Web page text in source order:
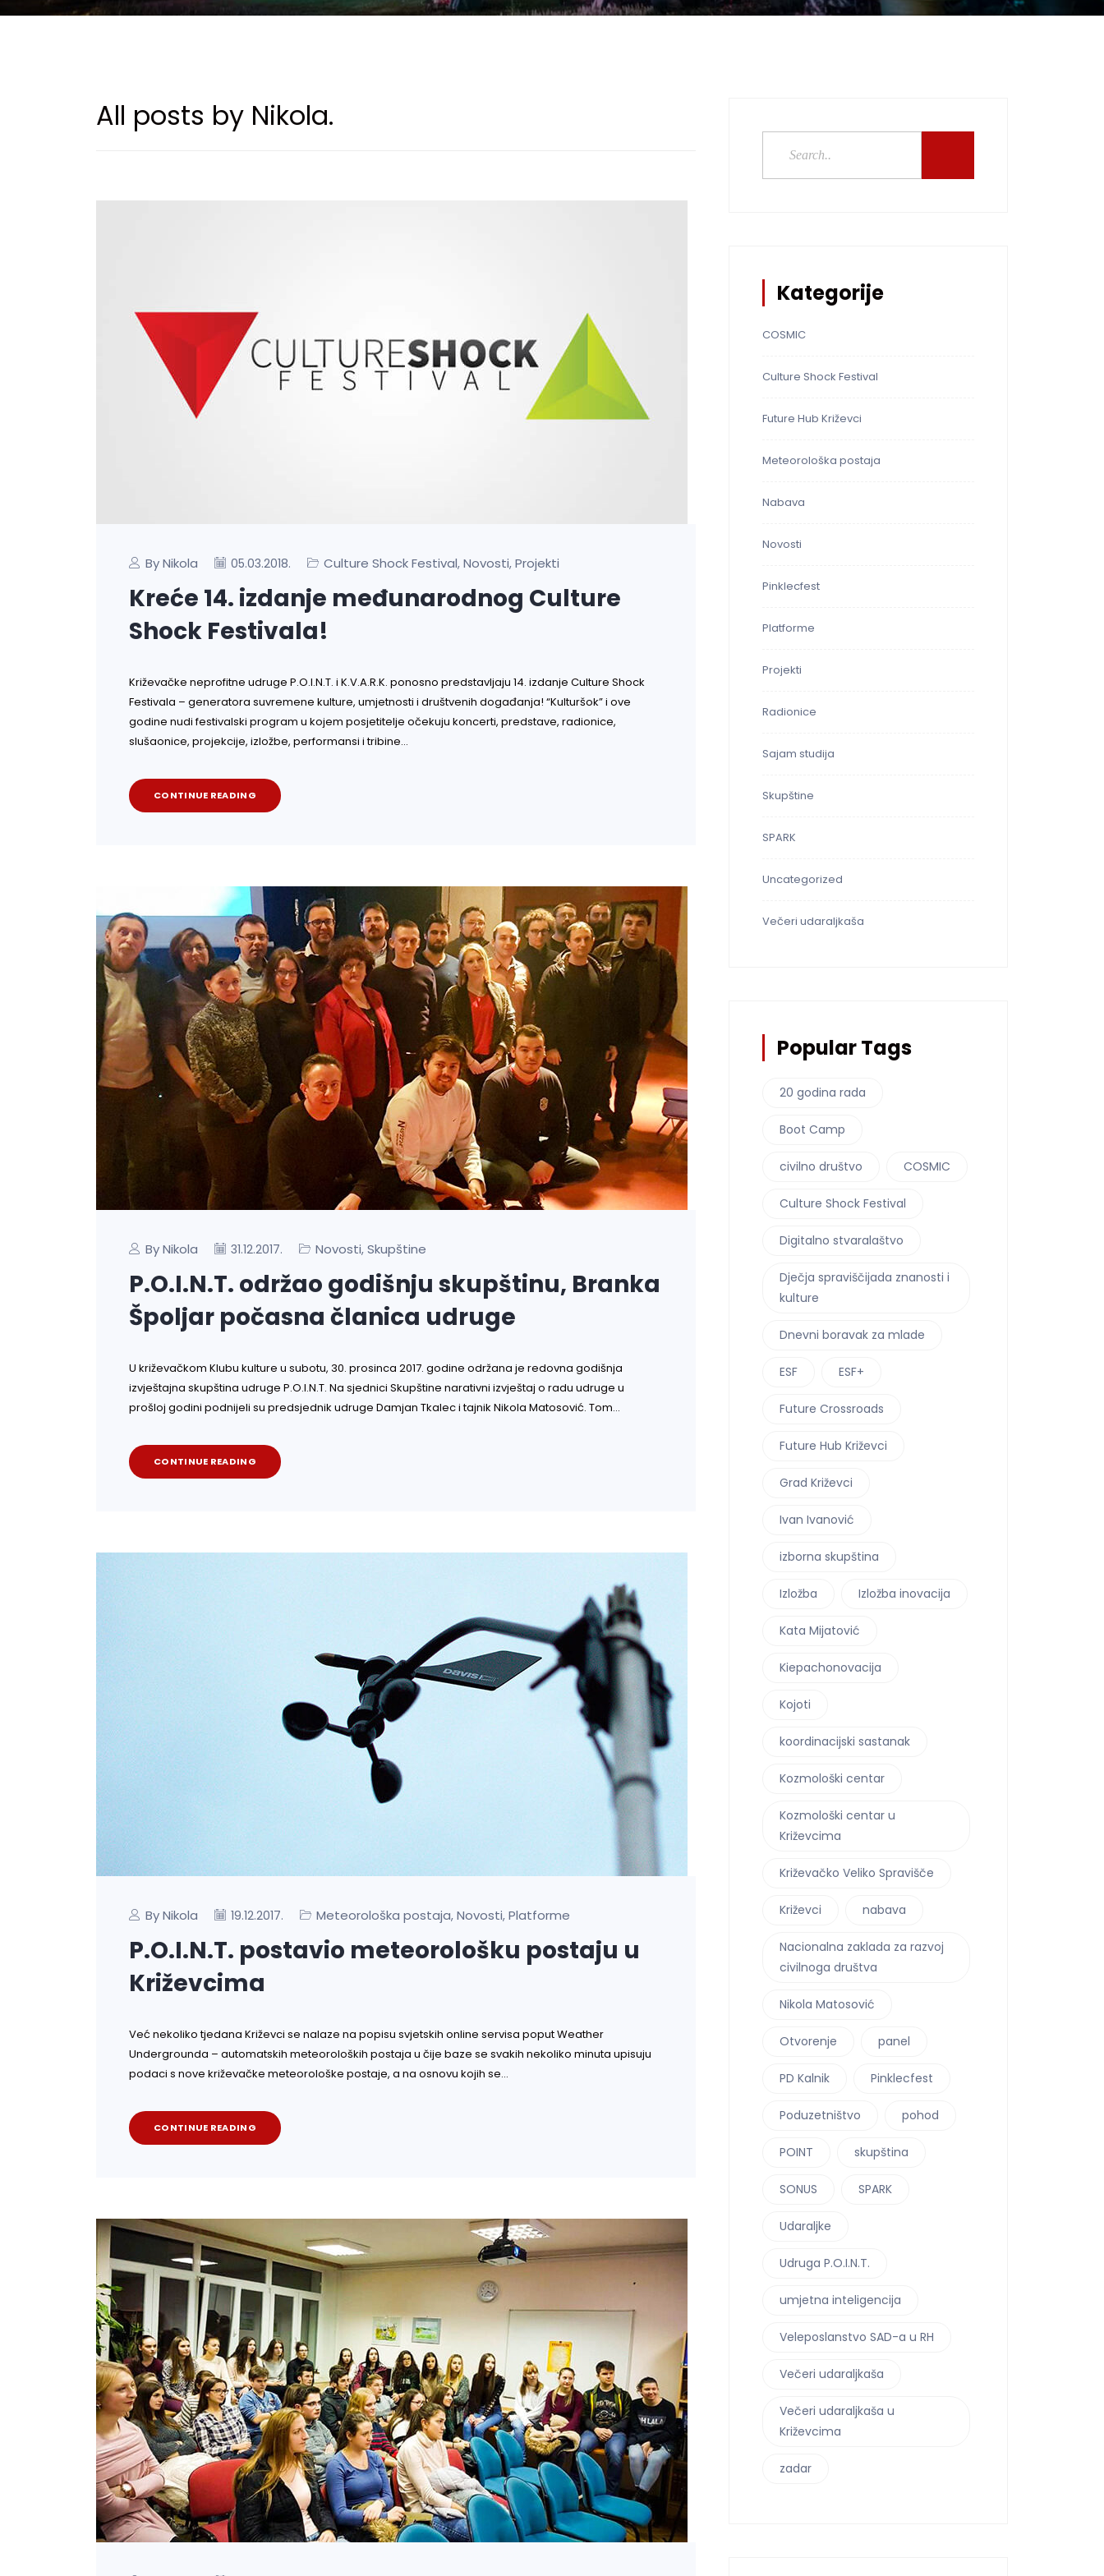
All posts by Nikola.
By Nikola 05.03.2018. Culture Shock Festival, Novosti, Projekti
Kreće 14. izdanje međunarodnog Culture
Shock Festivala!
Križevačke neprofitne udruge P.O.I.N.T. i K.V.A.R.K. ponosno predstavljaju 14. izdanje Culture Shock
Festivala – generatora suvremene kulture, umjetnosti i društvenih događanja! “Kulturšok” i ove
godine nudi festivalski program u kojem posjetitelje očekuju koncerti, predstave, radionice,
slušaonice, projekcije, izložbe, performansi i tribine…
CONTINUE READING
By Nikola 31.12.2017. Novosti, Skupštine
P.O.I.N.T. održao godišnju skupštinu, Branka
Špoljar počasna članica udruge
U križevačkom Klubu kulture u subotu, 30. prosinca 2017. godine održana je redovna godišnja
izvještajna skupština udruge P.O.I.N.T. Na sjednici Skupštine narativni izvještaj o radu udruge u
prošloj godini podnijeli su predsjednik udruge Damjan Tkalec i tajnik Nikola Matosović. Tom…
CONTINUE READING
By Nikola 19.12.2017. Meteorološka postaja, Novosti, Platforme
P.O.I.N.T. postavio meteorološku postaju u
Križevcima
Već nekoliko tjedana Križevci se nalaze na popisu svjetskih online servisa poput Weather
Undergrounda – automatskih meteoroloških postaja u čije baze se svakih nekoliko minuta upisuju
podaci s nove križevačke meteorološke postaje, a na osnovu kojih se…
CONTINUE READING
Kategorije
COSMIC
Culture Shock Festival
Future Hub Križevci
Meteorološka postaja
Nabava
Novosti
Pinklecfest
Platforme
Projekti
Radionice
Sajam studija
Skupštine
SPARK
Uncategorized
Večeri udaraljkaša
Popular Tags
20 godina rada
Boot Camp
civilno društvo COSMIC
Culture Shock Festival
Digitalno stvaralaštvo
Dječja spraviščijada znanosti i
kulture
Dnevni boravak za mlade
ESF ESF+
Future Crossroads
Future Hub Križevci
Grad Križevci
Ivan Ivanović
izborna skupština
Izložba Izložba inovacija
Kata Mijatović
Kiepachonovacija
Kojoti
koordinacijski sastanak
Kozmološki centar
Kozmološki centar u
Križevcima
Križevačko Veliko Spravišče
Križevci nabava
Nacionalna zaklada za razvoj
civilnoga društva
Nikola Matosović
Otvorenje panel
PD Kalnik Pinklecfest
Poduzetništvo pohod
POINT skupština
SONUS SPARK
Udaraljke
Udruga P.O.I.N.T.
umjetna inteligencija
Veleposlanstvo SAD-a u RH
Večeri udaraljkaša
Večeri udaraljkaša u
Križevcima
zadar